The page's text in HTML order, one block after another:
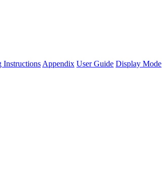
Instructions Appendix User Guide Display Mode